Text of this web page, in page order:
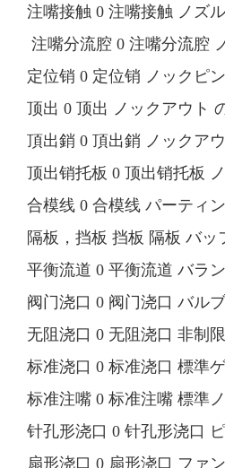
注嘴接触 0 注嘴接触 ノズ
注嘴分流腔 0 注嘴分流腔
定位销 0 定位销 ノックピ
顶出 0 顶出 ノックアウト
頂出銷 0 頂出銷 ノックア
顶出销托板 0 顶出销托板
合模线 0 合模线 パーティ
隔板，挡板 挡板 隔板 バ
平衡流道 0 平衡流道 バラ
阀门浇口 0 阀门浇口 バル
无阻浇口 0 无阻浇口 非制
标准浇口 0 标准浇口 標準
标准注嘴 0 标准注嘴 標準
针孔形浇口 0 针孔形浇口
扇形浇口 0 扇形浇口 ファ